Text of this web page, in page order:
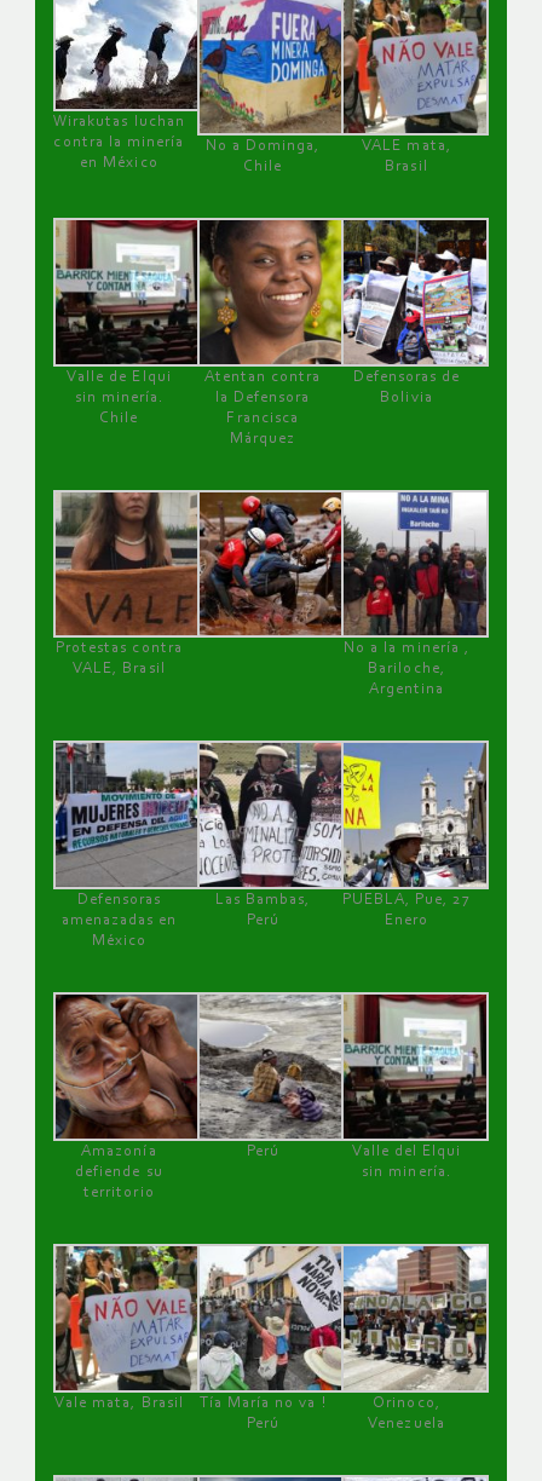
Wirakutas luchan
contra la minería
en México
No a Dominga,
Chile
VALE mata,
Brasil
Valle de Elqui
sin minería.
Chile
Atentan contra
la Defensora
Francisca
Márquez
Defensoras de
Bolivia
Protestas contra
VALE, Brasil
No a la minería ,
Bariloche,
Argentina
Defensoras
amenazadas en
México
Las Bambas,
Perú
PUEBLA, Pue, 27
Enero
Amazonía
defiende su
territorio
Perú
Valle del Elqui
sin minería.
Vale mata, Brasil
Tía María no va !
Perú
Orinoco,
Venezuela